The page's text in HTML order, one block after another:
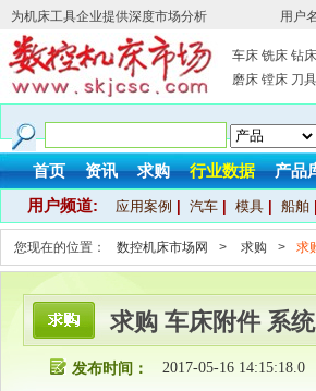
为机床工具企业提供深度市场分析 用户
车床 铣床 钻床
磨床 镗床 刀具
首页 资讯 求购 行业数据 产品
用户频道: 应用案例 汽车 模具 船舶
您现在的位置： 数控机床市场网 > 求购 > 求
求购 车床附件 系
发布时间： 2017-05-16 14:15:18.0